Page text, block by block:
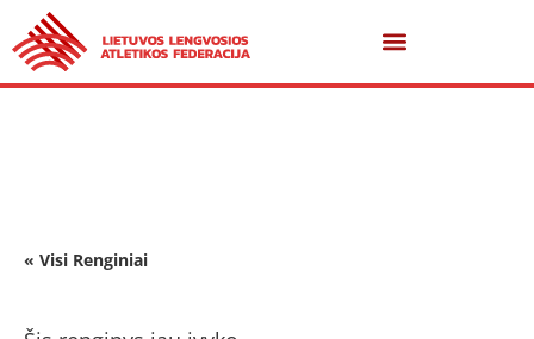
« Visi Renginiai